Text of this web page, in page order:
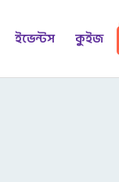
ইভেন্টস কুইজ